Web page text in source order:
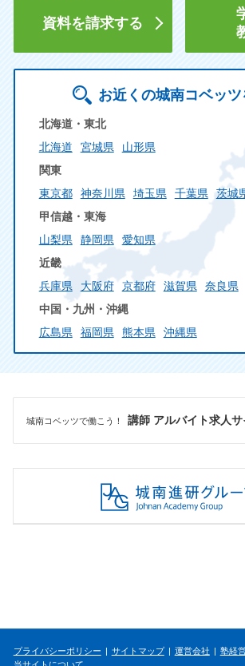
資料を請求する
お近くの城南コベッ
北海道・東北
北海道
宮城県
山形県
関東
東京都
神奈川県 埼玉県 千葉県 茨城
甲信越・東海
山梨県
静岡県
愛知県
近畿
兵庫県
大阪府 京都府 滋賀県
奈良県
中国・九州・沖縄
広島県
福岡県 熊本県 沖縄県
城南コベッツで働こう！ 講師 アルバイト求人サ
プライバシーポリシー サイトマップ 運営会社
塾経